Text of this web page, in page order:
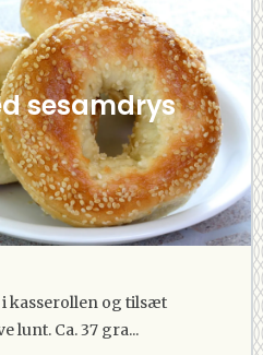
sesamdrys
kasserollen og tilsæt
lunt. Ca. 37 gra...